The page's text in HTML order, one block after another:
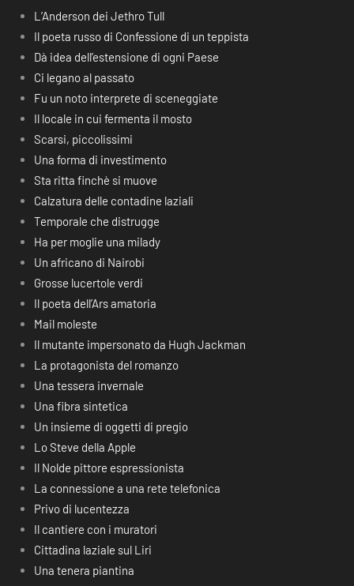
L’Anderson dei Jethro Tull
Il poeta russo di Confessione di un teppista
Dà idea dell’estensione di ogni Paese
Ci legano al passato
Fu un noto interprete di sceneggiate
Il locale in cui fermenta il mosto
Scarsi, piccolissimi
Una forma di investimento
Sta ritta finchè si muove
Calzatura delle contadine laziali
Temporale che distrugge
Ha per moglie una milady
Un africano di Nairobi
Grosse lucertole verdi
Il poeta dell’Ars amatoria
Mail moleste
Il mutante impersonato da Hugh Jackman
La protagonista del romanzo
Una tessera invernale
Una fibra sintetica
Un insieme di oggetti di pregio
Lo Steve della Apple
Il Nolde pittore espressionista
La connessione a una rete telefonica
Privo di lucentezza
Il cantiere con i muratori
Cittadina laziale sul Liri
Una tenera piantina